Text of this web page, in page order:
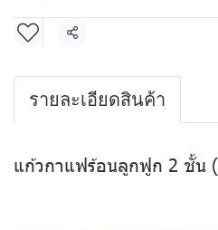
แชร์
รายละเอียดสินค้า
แก้วกาแฟร้อนลูกฟูก 2 ชั้น